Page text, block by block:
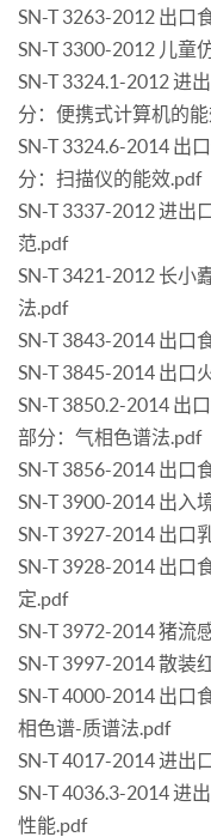
SN-T 3263-2012 出口
SN-T 3300-2012 儿童
SN-T 3324.1-2012 进
分：便携式计算机的
SN-T 3324.6-2014 出
分：扫描仪的能效.pdf
SN-T 3337-2012 进出
范.pdf
SN-T 3421-2012 长小
法.pdf
SN-T 3843-2014 出口
SN-T 3845-2014 出口
SN-T 3850.2-2014 出
部分：气相色谱法.pdf
SN-T 3856-2014 出口
SN-T 3900-2014 出入
SN-T 3927-2014 出口
SN-T 3928-2014 出口
定.pdf
SN-T 3972-2014 猪流
SN-T 3997-2014 散装
SN-T 4000-2014 出口
相色谱-质谱法.pdf
SN-T 4017-2014 进出
SN-T 4036.3-2014 进
性能.pdf